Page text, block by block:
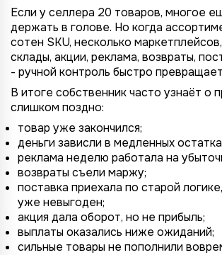
Если у селлера 20 товаров, многое
держать в голове. Но когда
сотен SKU, несколько
склады, акции, реклама, возвраты,
- ручной контроль быстро
В итоге собственник часто узнаёт о
слишком поздно:
товар уже закончился;
деньги зависли в медленных
реклама неделю работала на
возвраты съели маржу;
поставка приехала по старой
уже невыгоден;
акция дала оборот, но не прибыль;
выплаты оказались ниже ожиданий;
сильные товары не пополнили